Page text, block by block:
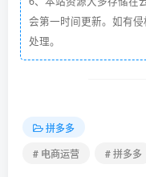
会第一时间更新。如有
处理。
拼多多
# 电商运营
# 拼多多